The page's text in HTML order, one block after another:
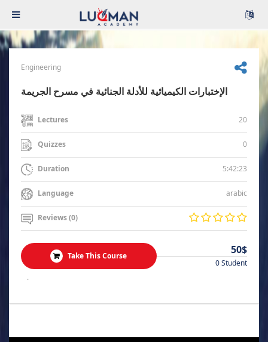
Engineering
الإختبارات الكيميائية للأدلة الجنائية في مسرح الجريمة
Lectures 20
Quizzes 0
Duration 5:42:23
Language arabic
Reviews (0)
Take This Course 50$
0 Student
.